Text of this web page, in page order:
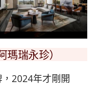
瑪瑞永珍）
2024年才剛開